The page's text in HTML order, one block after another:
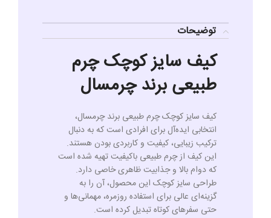
توضیحات
کیف سایز کوچک چرم
طبیعی برند چرمسال
کیف سایز کوچک چرم طبیعی برند چرمسال،
انتخابی ایده‌آل برای افرادی است که به دنبال
ترکیب زیبایی، کیفیت و کاربردی بودن هستند.
این کیف از چرم طبیعی باکیفیت تهیه شده است
که دوام بالا و جذابیت ظاهری خاصی دارد.
طراحی سایز کوچک این محصول، آن را به
گزینه‌ای عالی برای استفاده روزمره، مهمانی‌ها و
حتی سفرهای کوتاه تبدیل کرده است.